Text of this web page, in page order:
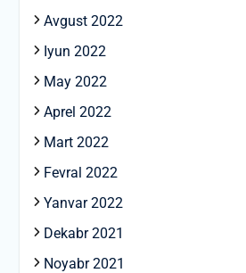
Avgust 2022
Iyun 2022
May 2022
Aprel 2022
Mart 2022
Fevral 2022
Yanvar 2022
Dekabr 2021
Noyabr 2021